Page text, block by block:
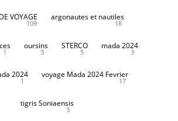
VOYAGE
109
argonautes et nautiles
18
1
oursins
3
STERCO
5
mada 2024
3
2024
1
voyage Mada 2024 Fevrier
17
tigris Soniaensis
3